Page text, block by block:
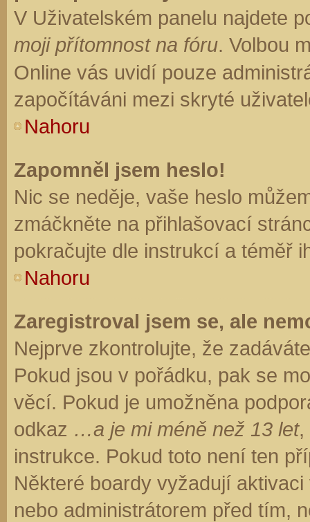
V Uživatelském panelu najdete
moji přítomnost na fóru. Volbou
Online vás uvidí pouze
započítáváni mezi skryté
Nahoru
Zapomněl jsem heslo!
Nic se neděje, vaše heslo
zmáčkněte na přihlašovací
pokračujte dle instrukcí a téměř
Nahoru
Zaregistroval jsem se, ale
Nejprve zkontrolujte, že
Pokud jsou v pořádku, pak se
věcí. Pokud je umožněna
odkaz …a je mi méně než 13 let,
instrukce. Pokud toto není ten
Některé boardy vyžadují
nebo administrátorem před tím,